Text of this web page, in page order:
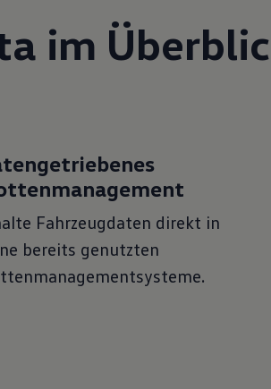
im
Fahrzeugdaten direkt in
bereits genutzten